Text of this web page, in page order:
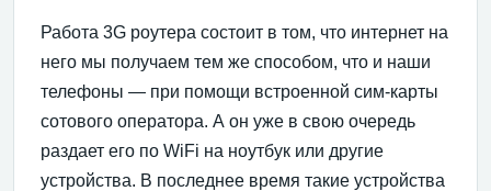
Работа 3G роутера состоит в том, что интернет на
него мы получаем тем же способом, что и наши
телефоны — при помощи встроенной сим-карты
сотового оператора. А он уже в свою очередь
раздает его по WiFi на ноутбук или другие
устройства. В последнее время такие устройства